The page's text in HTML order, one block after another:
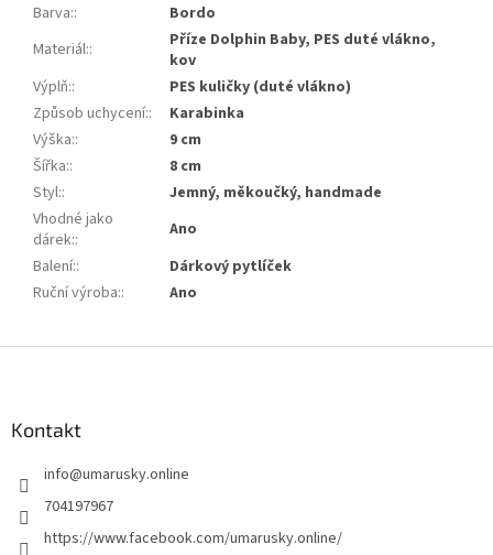
Barva::
Bordo
Materiál::
Příze Dolphin Baby, PES duté vlákno,
kov
Výplň::
PES kuličky (duté vlákno)
Způsob uchycení::
Karabinka
Výška::
9 cm
Šířka::
8 cm
Styl::
Jemný, měkoučký, handmade
Vhodné jako
dárek::
Ano
Balení::
Dárkový pytlíček
Ruční výroba:: Ano
Kontakt
info@umarusky.online
704197967
https://www.facebook.com/umarusky.online/